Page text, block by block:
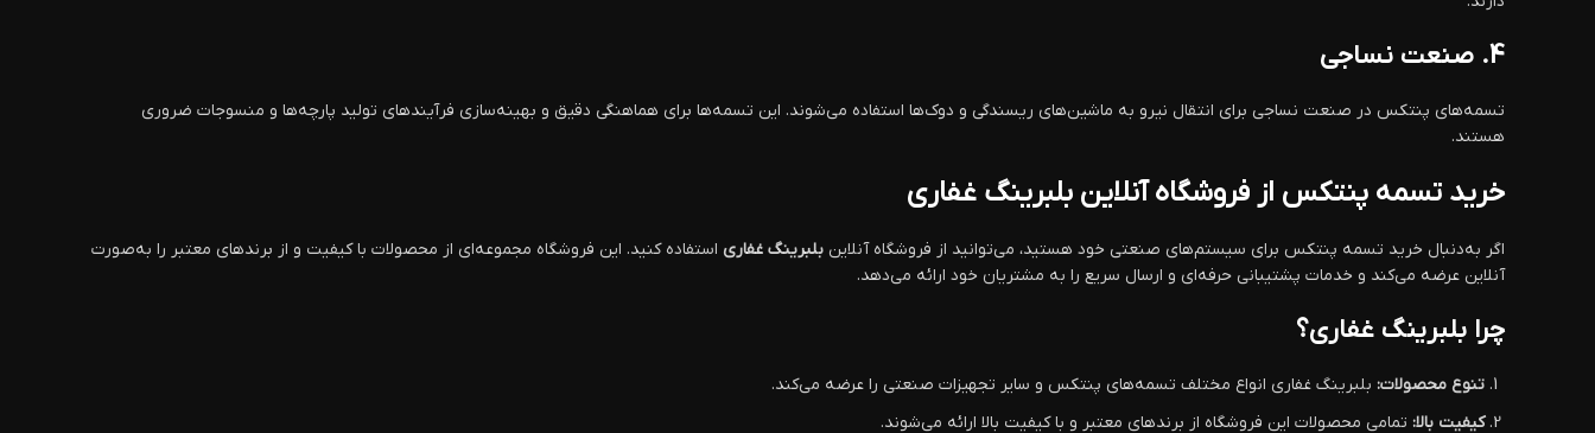
4. صنعت نساجی
تسمه‌های پنتکس در صنعت نساجی برای انتقال نیرو به ماشین‌های ریسندگی و دوک‌ها استفاده می‌شوند. این تسمه‌ها برای هماهنگی دقیق و بهینه‌سازی فرآیندهای تولید پارچه‌ها و منسوجات ضروری
هستند.
خرید تسمه پنتکس از فروشگاه آنلاین بلبرینگ غفاری
اگر به‌دنبال خرید تسمه پنتکس برای سیستم‌های صنعتی خود هستید، می‌توانید از فروشگاه آنلاین بلبرینگ غفاری استفاده کنید. این فروشگاه مجموعه‌ای از محصولات با کیفیت و از برندهای معتبر را به‌صورت
آنلاین عرضه می‌کند و خدمات پشتیبانی حرفه‌ای و ارسال سریع را به مشتریان خود ارائه می‌دهد.
چرا بلبرینگ غفاری؟
تنوع محصولات: بلبرینگ غفاری انواع مختلف تسمه‌های پنتکس و سایر تجهیزات صنعتی را عرضه می‌کند.
کیفیت بالا: تمامی محصولات این فروشگاه از برندهای معتبر و با کیفیت بالا ارائه می‌شوند.